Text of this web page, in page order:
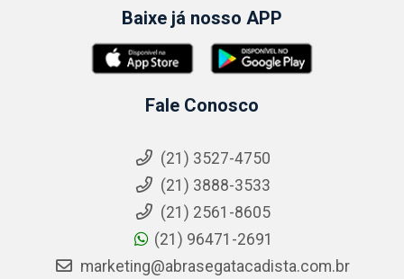
Baixe já nosso APP
Fale Conosco
(21) 3527-4750
(21) 3888-3533
(21) 2561-8605
(21) 96471-2691
marketing@abrasegatacadista.com.br